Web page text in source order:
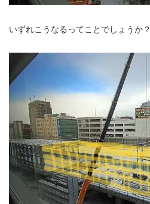
いずれこうなるってことでしょうか？